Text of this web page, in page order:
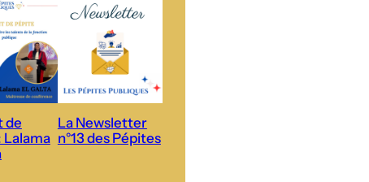
de
Lalama
La Newsletter
n°13 des Pépites